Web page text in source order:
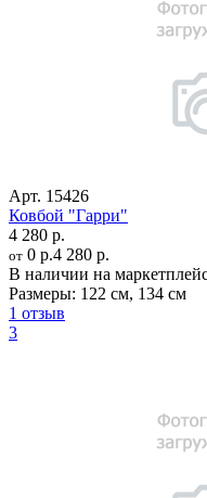
Арт. 15426
Ковбой "Гарри"
4 280 р.
от 0 р.4 280 р.
В наличии на
Размеры: 122 см, 134 см
1 отзыв
3